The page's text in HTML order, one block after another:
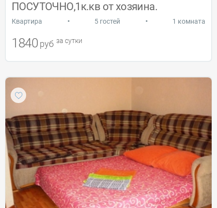
ПОСУТОЧНО,1к.кв от хозяина.
Квартира • 5 гостей • 1 комната
1840 руб за сутки